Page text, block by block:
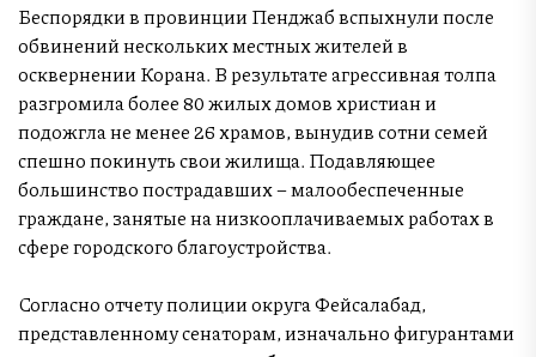
Беспорядки в провинции Пенджаб вспыхнули после
обвинений нескольких местных жителей в
осквернении Корана. В результате агрессивная толпа
разгромила более 80 жилых домов христиан и
подожгла не менее 26 храмов, вынудив сотни семей
спешно покинуть свои жилища. Подавляющее
большинство пострадавших – малообеспеченные
граждане, занятые на низкооплачиваемых работах в
сфере городского благоустройства.
Согласно отчету полиции округа Фейсалабад,
представленному сенаторам, изначально фигурантами